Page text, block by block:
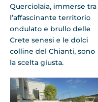
Querciolaia, immerse tra
l’affascinante territorio
ondulato e brullo delle
Crete senesi e le dolci
colline del Chianti, sono
la scelta giusta.